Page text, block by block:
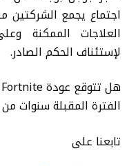
اجتماع يجمع الشركتين
لإستئناف الحكم الصادر.
الفترة المقبلة سنوات
تابعنا على